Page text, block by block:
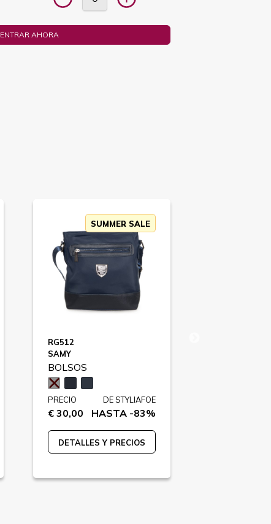
ENTRAR AHORA
SUMMER SALE
RG512
SAMY
BOLSOS
PRECIO
€ 30,00
DE STYLIAFOE
HASTA -83%
DETALLES Y PRECIOS